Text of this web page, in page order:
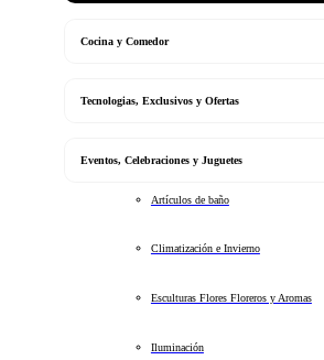
Cocina y Comedor
Tecnologias, Exclusivos y Ofertas
Eventos, Celebraciones y Juguetes
Artículos de baño
Climatización e Invierno
Esculturas Flores Floreros y Aromas
Iluminación